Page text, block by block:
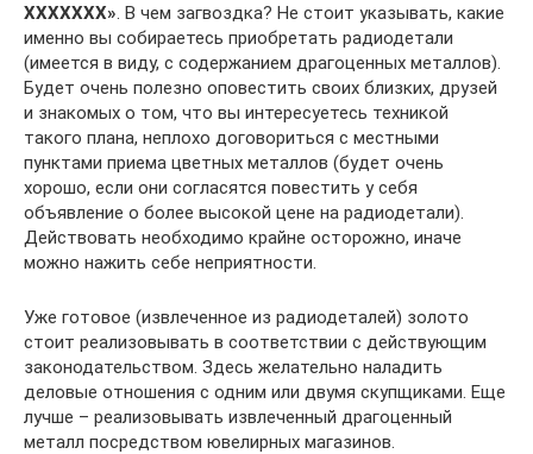
ХХХХХХХ» . В чем загвоздка? Не стоит указывать, какие
именно вы собираетесь приобретать радиодетали
(имеется в виду, с содержанием драгоценных металлов).
Будет очень полезно оповестить своих близких, друзей
и знакомых о том, что вы интересуетесь техникой
такого плана, неплохо договориться с местными
пунктами приема цветных металлов (будет очень
хорошо, если они согласятся повестить у себя
объявление о более высокой цене на радиодетали).
Действовать необходимо крайне осторожно, иначе
можно нажить себе неприятности.
Уже готовое (извлеченное из радиодеталей) золото
стоит реализовывать в соответствии с действующим
законодательством. Здесь желательно наладить
деловые отношения с одним или двумя скупщиками. Еще
лучше – реализовывать извлеченный драгоценный
металл посредством ювелирных магазинов.